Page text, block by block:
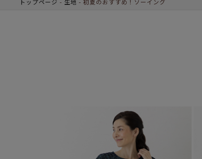
トップページ 生地 初夏のおすすめ！ソーイング